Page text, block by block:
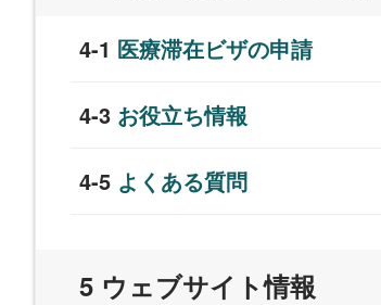
医療滞在ビザの申請
お役立ち情報
よくある質問
ウェブサイト情報